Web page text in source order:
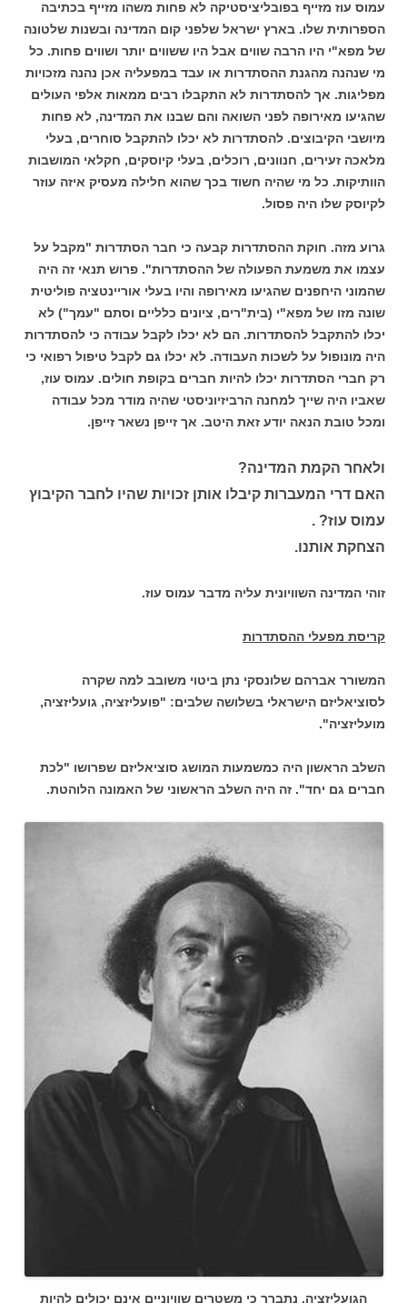
עמוס עוז מזייף בפובליציסטיקה לא פחות משהו מזייף בכתיבה
הספרותית שלו. בארץ ישראל שלפני קום המדינה ובשנות שלטונה
של מפא"י היו הרבה שווים אבל היו ששווים יותר ושווים פחות.כל
מי שנהנה מהגנת ההסתדרות או עבד במפעליה אכן נהנה מזכויות
מפליגות. אך להסתדרות לא התקבלו רבים ממאות אלפי העולים
שהגיעו מאירופה לפני השואה והם שבנו את המדינה, לא פחות
מיושבי הקיבוצים. להסתדרות לא יכלו להתקבל סוחרים, בעלי
מלאכה זעירים, חנוונים, רוכלים, בעלי קיוסקים, חקלאי המושבות
הוותיקות. כל מי שהיה חשוד בכך שהוא חלילה מעסיק איזה עוזר
לקיוסק שלו היה פסול.
גרוע מזה. חוקת ההסתדרות קבעה כי חבר הסתדרות "מקבל על
עצמו את משמעת הפעולה של ההסתדרות". פרוש תנאי זה היה
שהמוני היחפנים שהגיעו מאירופה והיו בעלי אוריינטציה פוליטית
שונה מזו של מפא"י (בית"רים, ציונים כלליים וסתם "עמך") לא
יכלו להתקבל להסתדרות. הם לא יכלו לקבל עבודה כי להסתדרות
היה מונופול על לשכות העבודה. לא יכלו גם לקבל טיפול רפואי כי
רק חברי הסתדרות יכלו להיות חברים בקופת חולים. עמוס עוז,
שאביו היה שייך למחנה הרביזיוניסטי שהיה מודר מכל עבודה
ומכל טובת הנאה יודע זאת היטב. אך זייפן נשאר זייפן.
ולאחר הקמת המדינה?
האם דרי המעברות קיבלו אותן זכויות שהיו לחבר הקיבוץ
עמוס עוז? .
הצחקת אותנו.
זוהי המדינה השוויונית עליה מדבר עמוס עוז.
קריסת מפעלי ההסתדרות
המשורר אברהם שלונסקי נתן ביטוי משובב למה שקרה
לסוציאליזם הישראלי בשלושה שלבים: "פועליזציה, גועליזציה,
מועליזציה".
השלב הראשון היה כמשמעות המושג סוציאליזם שפרושו "לכת
חברים גם יחד". זה היה השלב הראשוני של האמונה הלוהטת.
הגועליזציה.נתברר כי משטרים שוויוניים אינם יכולים להיות